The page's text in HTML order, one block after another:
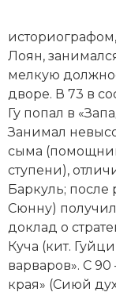
Генеалогия,
Государство
Европа
Империи
История
История
История,
Лоян,
мелкую
дворе. В 73 в
Гу попал в
Занимал
сыма
ступени),
Баркуль; после
Сюнну)
доклад о
Куча (кит.
варваров». С
края» (Сиюй